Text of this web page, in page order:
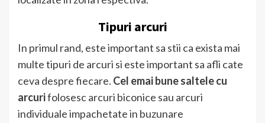
Tipuri arcuri
In primul rand, este important sa stii ca exista mai
multe tipuri de arcuri si este important sa afli cate
ceva despre fiecare. Cel emai bune saltele cu
arcurifolosesc arcuri biconice sau arcuri
individuale impachetate in buzunare